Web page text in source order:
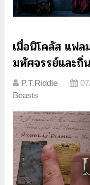
เมื่อนิโคลัส แฟล
มหัศจรรย์และถิ่
P.T.Riddle
Beasts